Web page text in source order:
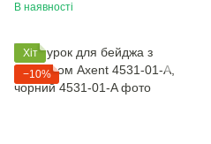
В наявності
Хіт
−10%